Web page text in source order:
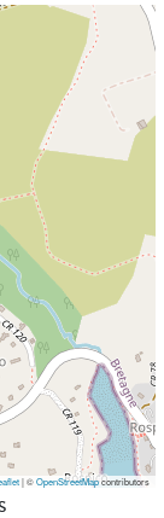
|©OpenStreetMapcontributors